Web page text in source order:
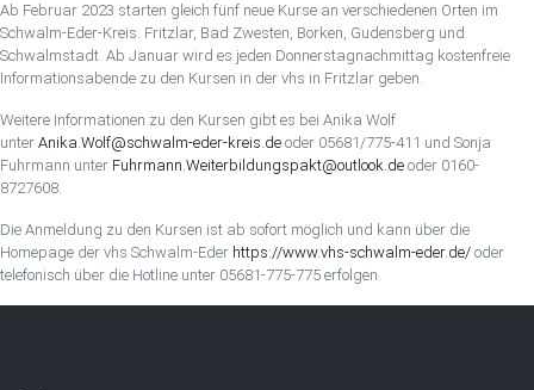
Ab Februar 2023 starten gleich fünf neue Kurse an verschiedenen Orten im
Schwalm-Eder-Kreis: Fritzlar, Bad Zwesten, Borken, Gudensberg und
Schwalmstadt. Ab Januar wird es jeden Donnerstagnachmittag kostenfreie
Informationsabende zu den Kursen in der vhs in Fritzlar geben.
Weitere Informationen zu den Kursen gibt es bei Anika Wolf
unter Anika.Wolf@schwalm-eder-kreis.de oder 05681/775-411 und Sonja
Fuhrmann unter Fuhrmann.Weiterbildungspakt@outlook.de oder 0160-
8727608.
Die Anmeldung zu den Kursen ist ab sofort möglich und kann über die
Homepage der vhs Schwalm-Eder https://www.vhs-schwalm-eder.de/ oder
telefonisch über die Hotline unter 05681-775-775 erfolgen.